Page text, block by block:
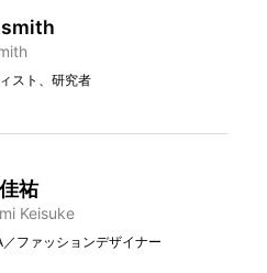
スト、研究者
祐
Keisuke
／ファッションデザイナー